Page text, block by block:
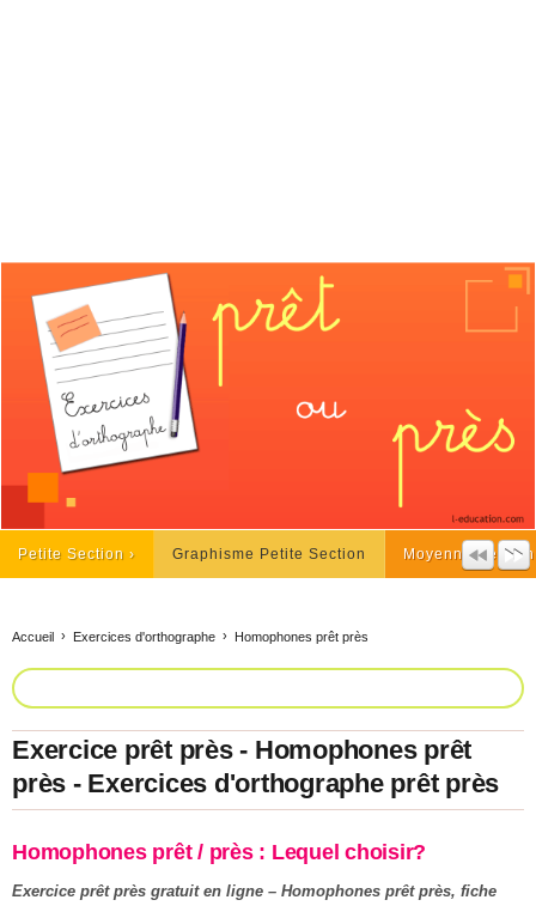
Petite Section Graphisme Petite Section Moyenne Section
Accueil Exercices d'orthographe Homophones prêt près
Exercice prêt près - Homophones prêt
près - Exercices d'orthographe prêt près
Homophones prêt / près : Lequel choisir?
Exercice prêt près gratuit en ligne – Homophones prêt près, fiche